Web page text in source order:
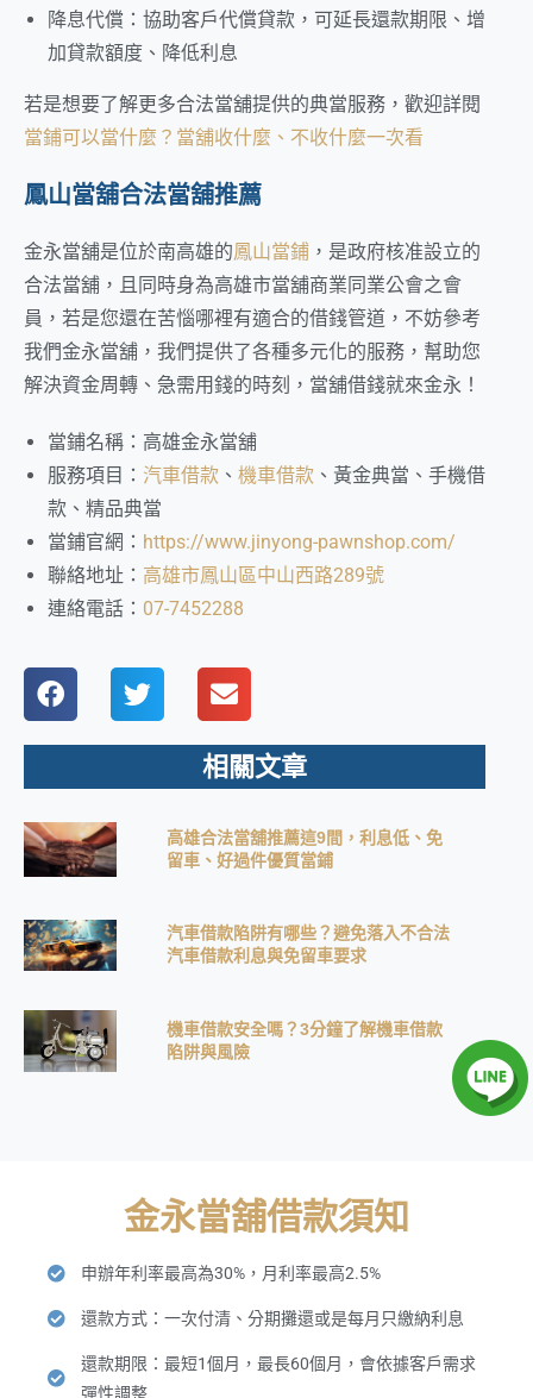
降息代償：協助客戶代償貸款，可延長還款期限、增
加貸款額度、降低利息
若是想要了解更多合法當舖提供的典當服務，歡迎詳閱
當鋪可以當什麼？當舖收什麼、不收什麼一次看
鳳山當舖合法當舖推薦
金永當舖是位於南高雄的鳳山當鋪 ，是政府核准設立的
合法當舖，且同時身為高雄市當舖商業同業公會之會
員，若是您還在苦惱哪裡有適合的借錢管道，不妨參考
我們金永當舖，我們提供了各種多元化的服務，幫助您
解決資金周轉、急需用錢的時刻，當舖借錢就來金永！
當鋪名稱：高雄金永當舖
服務項目： 汽車借款 、 機車借款 、黃金典當、手機借
款、精品典當
當鋪官網： https://www.jinyong-pawnshop.com/
聯絡地址： 高雄市鳳山區中山西路289號
連絡電話： 07-7452288
相關文章
高雄合法當舖推薦這9間，利息低、免
留車、好過件優質當鋪
汽車借款陷阱有哪些？避免落入不合法
汽車借款利息與免留車要求
機車借款安全嗎？3分鐘了解機車借款
陷阱與風險
金永當舖借款須知
申辦年利率最高為30%，月利率最高2.5%
還款方式：一次付清、分期攤還或是每月只繳納利息
還款期限：最短1個月，最長60個月，會依據客戶需求
彈性調整